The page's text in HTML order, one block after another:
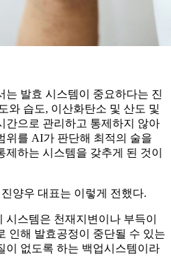
는 발효 시스템이 중요하다는 진
와 습도, 이산화탄소 및 산도 및
간으로 관리하고 통제하지 않아
위를 AI가 판단해 최적의 술을
하는 시스템을 갖추게 된 것이
양우 대표는 이렇게 전했다.
스템은 천재지변이나 부득이
인해 발효공정이 중단될 수 있는
이 없도록 하는 백업시스템이라